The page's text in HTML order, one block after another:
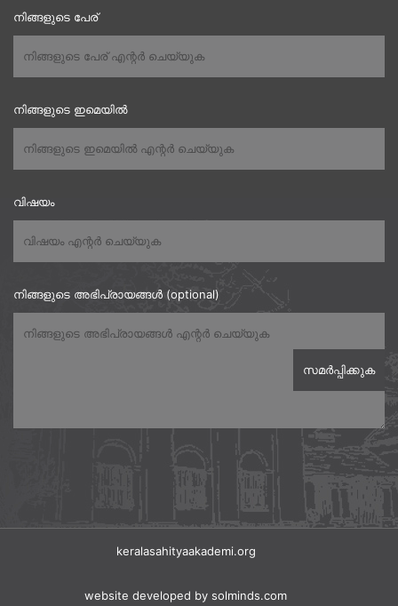
നിങ്ങളുടെ പേര്
നിങ്ങളുടെ ഇമെയിൽ
വിഷയം
നിങ്ങളുടെ അഭിപ്രായങ്ങൾ (optional)
keralasahityaakademi.org
website developed by solminds.com